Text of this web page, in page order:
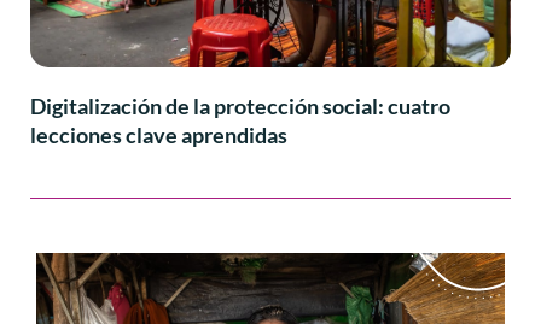
Digitalización de la protección social: cuatro
lecciones clave aprendidas